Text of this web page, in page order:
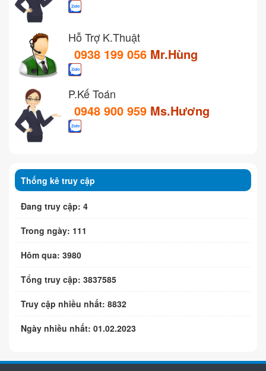
Hỗ Trợ K.Thuật
0938 199 056 Mr.Hùng
P.Kế Toán
0948 900 959 Ms.Hương
Thống kê truy cập
Đang truy cập: 4
Trong ngày: 111
Hôm qua: 3980
Tổng truy cập: 3837585
Truy cập nhiều nhất: 8832
Ngày nhiều nhất: 01.02.2023